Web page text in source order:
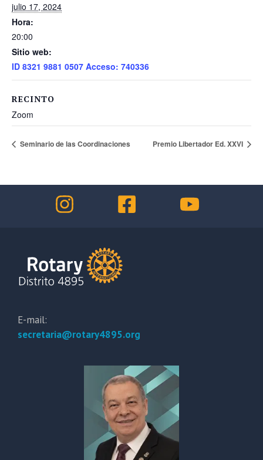
julio 17, 2024
Hora:
20:00
Sitio web:
ID 8321 9881 0507 Acceso: 740336
RECINTO
Zoom
Seminario de las Coordinaciones Premio Libertador Ed. XXVI
E-mail:
secretaria@rotary4895.org